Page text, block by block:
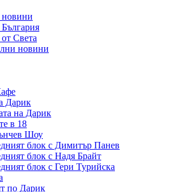
Света
новини
Дарик
на Дарик
в 18
Шоу
блок с Димитър Панев
блок с Надя Брайт
блок с Гери Турийска
по Дарик